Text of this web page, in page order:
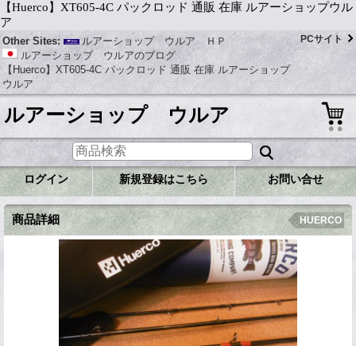
【Huerco】XT605-4C パックロッド 通販 在庫 ルアーショップウル
ア
Other Sites:
ルアーショップ ウルア ＨＰ
ルアーショップ ウルアのブログ
【Huerco】XT605-4C パックロッド 通販 在庫 ルアーショップ
ウルア
PCサイト
ルアーショップ ウルア
ログイン 新規登録はこちら お問い合せ
商品詳細 HUERCO